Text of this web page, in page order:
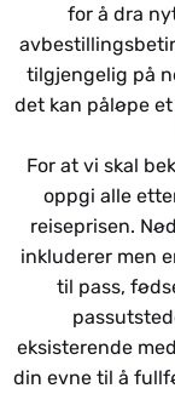
for å dra
tilgjengelig på
det kan påløpe
For at vi skal
oppgi alle
reiseprisen.
inkluderer men
til pass,
eksisterende
din evne til å